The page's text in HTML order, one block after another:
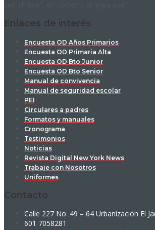
Enlaces de interés
Encuesta OD Años Primarios
Encuesta OD Primaria Alta
Encuesta OD Bto Junior
Encuesta OD Bto Senior
Manual de convivencia
Manual de seguridad escolar
PEI
Circulares a padres
Formatos y manuales
Cronograma
Testimonios
Noticias
Revista Digital New York News
Trabaje con Nosotros
Uniformes
Contacto
Calle 227 No. 49 – 64 Urbanización El
601 7058281